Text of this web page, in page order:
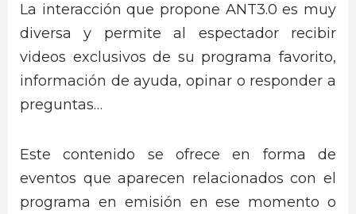
La interacción que propone ANT3.0 es muy
diversa y permite al espectador recibir
videos exclusivos de su programa favorito,
información de ayuda, opinar o responder a
preguntas…
Este contenido se ofrece en forma de
eventos que aparecen relacionados con el
programa en emisión en ese momento o